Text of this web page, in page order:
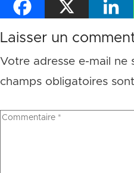
Laisser un
Votre adresse e-mail ne
champs obligatoires